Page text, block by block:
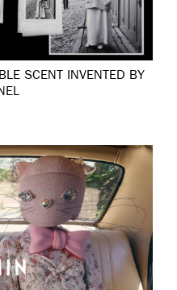
SCENT INVENTED BY